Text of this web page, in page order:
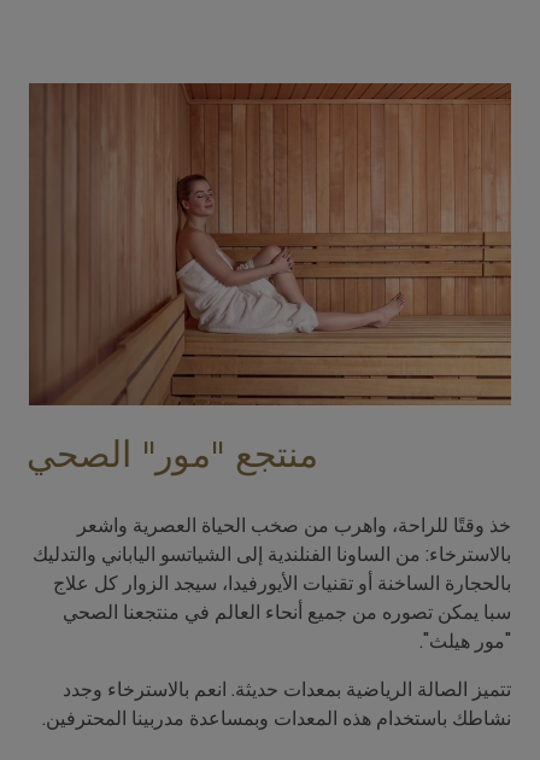
منتجع "مور" الصحي
خذ وقتًا للراحة، واهرب من صخب الحياة العصرية واشعر
بالاسترخاء: من الساونا الفنلندية إلى الشياتسو الياباني والتدليك
بالحجارة الساخنة أو تقنيات الأيورفيدا، سيجد الزوار كل علاج
سبا يمكن تصوره من جميع أنحاء العالم في منتجعنا الصحي
"مور هيلث".
تتميز الصالة الرياضية بمعدات حديثة. انعم بالاسترخاء وجدد
نشاطك باستخدام هذه المعدات وبمساعدة مدربينا المحترفين.